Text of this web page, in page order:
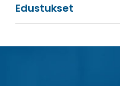
Edustukset